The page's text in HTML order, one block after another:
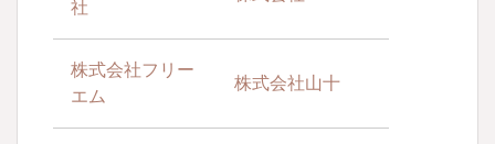
社
株式会社フリー
エム
株式会社山十